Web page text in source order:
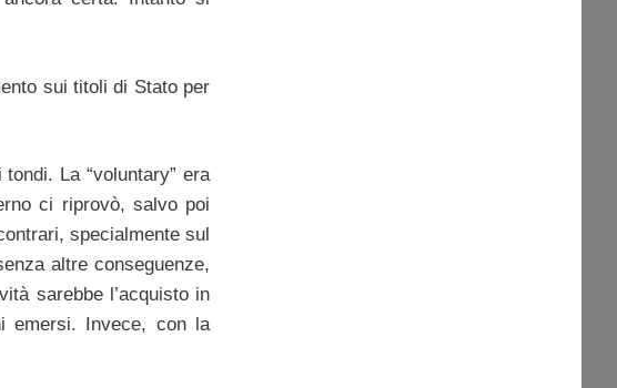
sui titoli di Stato per
La “voluntary” era
ci riprovò, salvo poi
specialmente sul
altre conseguenze,
sarebbe l’acquisto in
emersi. Invece, con la